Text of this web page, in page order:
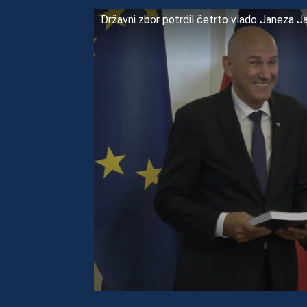
Državni zbor potrdil četrto vlado Janeza